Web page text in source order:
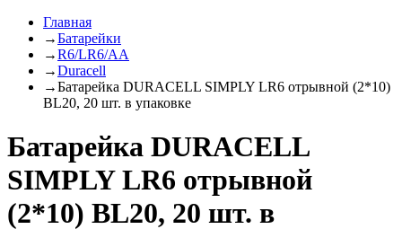
Главная
→Батарейки
→R6/LR6/AA
→Duracell
→Батарейка DURACELL SIMPLY LR6 отрывной (2*10)
BL20, 20 шт. в упаковке
Батарейка DURACELL
SIMPLY LR6 отрывной
(2*10) BL20, 20 шт. в